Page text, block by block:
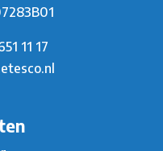
11 17